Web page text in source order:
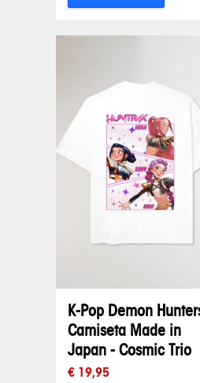
K-Pop Demon
Camiseta Made in
Japan - Cosmic Trio
€ 19,95